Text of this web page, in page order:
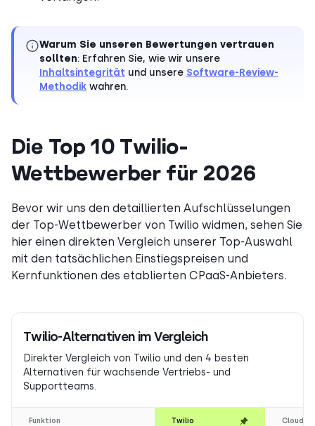
Warum Sie unseren Bewertungen vertrauen
sollten: Erfahren Sie, wie wir unsere
Inhaltsintegrität und unsere Software-Review-
Methodik wahren.
Die Top 10 Twilio-
Wettbewerber für 2026
Bevor wir uns den detaillierten Aufschlüsselungen
der Top-Wettbewerber von Twilio widmen, sehen Sie
hier einen direkten Vergleich unserer Top-Auswahl
mit den tatsächlichen Einstiegspreisen und
Kernfunktionen des etablierten CPaaS-Anbieters.
Twilio-Alternativen im Vergleich
Direkter Vergleich von Twilio und den 4 besten
Alternativen für wachsende Vertriebs- und
Supportteams.
Funktion Twilio